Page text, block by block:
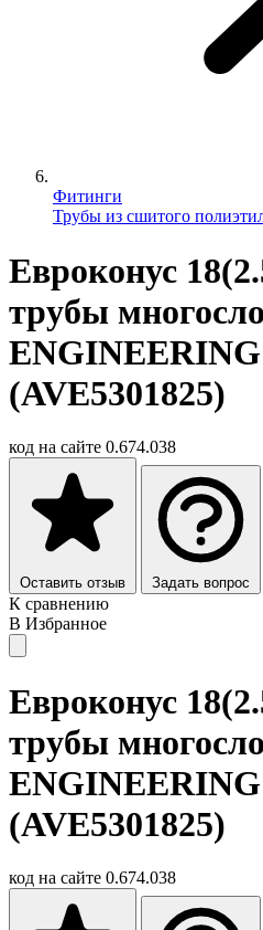
Фитинги
Трубы из сшитого
Евроконус
трубы
ENGINEERING
(AVE5301825)
код на сайте 0.674.038
Оставить отзыв Задать вопрос
К сравнению
В Избранное
Евроконус
трубы
ENGINEERING
(AVE5301825)
код на сайте 0.674.038